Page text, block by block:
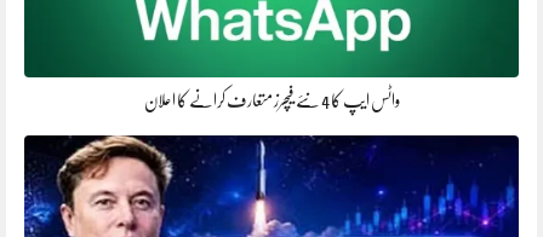
واٹس ایپ کا 4 نئے فیچرز متعارف کرانے کا اعلان